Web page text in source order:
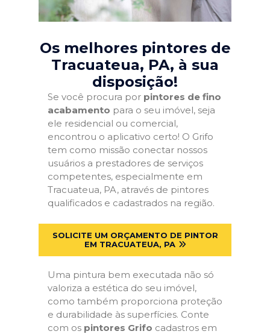
Os melhores pintores de
Tracuateua, PA, à sua
disposição!
Se você procura por pintores de fino
acabamento para o seu imóvel, seja
ele residencial ou comercial,
encontrou o aplicativo certo! O Grifo
tem como missão conectar nossos
usuários a prestadores de serviços
competentes, especialmente em
Tracuateua, PA, através de pintores
qualificados e cadastrados na região.
SOLICITE UM ORÇAMENTO DE PINTOR
EM TRACUATEUA, PA
Uma pintura bem executada não só
valoriza a estética do seu imóvel,
como também proporciona proteção
e durabilidade às superfícies. Conte
com os pintores Grifo cadastros em